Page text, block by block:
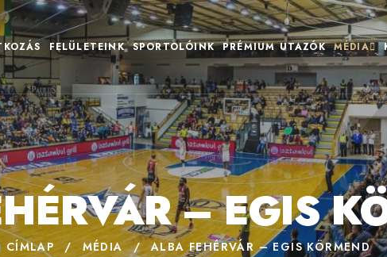
FELÜLETEINK SPORTOLÓINK PRÉMIUM UTAZÓK MÉDIA
– EGIS
CÍMLAP / MÉDIA / ALBA FEHÉRVÁR – EGIS KÖRMEND